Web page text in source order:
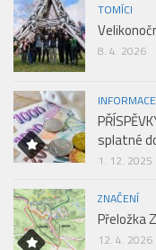
TOMÍCI
8. 4. 2026
splatné
1. 12. 2025
ZNAČENÍ
Přeložka
12. 4. 2026